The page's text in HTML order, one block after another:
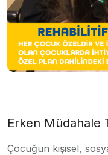
Erken Müdahale
Çocuğun kişisel,